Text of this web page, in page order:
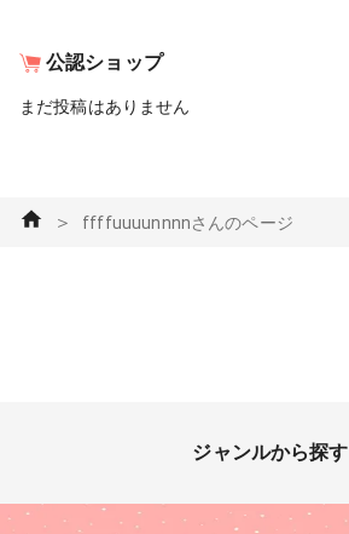
公認ショップ
まだ投稿はありません
＞ ffffuuuunnnnさんのページ
ジャンルから探す